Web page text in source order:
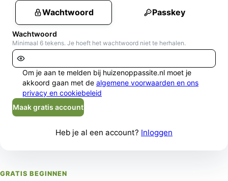
GRATIS BEGINNEN
Wachtwoord Passkey
Wachtwoord
Minimaal 6 tekens. Je hoeft het wachtwoord niet te herhalen.
Om je aan te melden bij huizenoppassite.nl moet je
akkoord gaan met de algemene voorwaarden en ons
privacy en cookiebeleid
Maak gratis account
Heb je al een account? Inloggen